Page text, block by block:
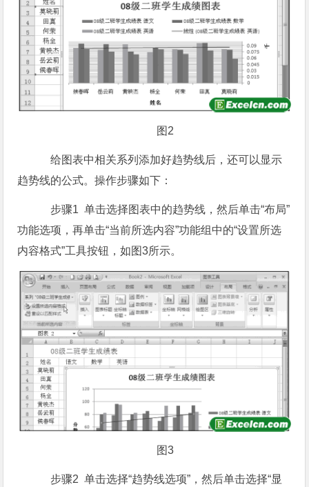
图2
给图表中相关系列添加好趋势线后，还可以显示
趋势线的公式。操作步骤如下：
步骤1 单击选择图表中的趋势线，然后单击“布局”
功能选项，再单击“当前所选内容”功能组中的“设置所选
内容格式”工具按钮，如图3所示。
图3
步骤2 单击选择“趋势线选项”，然后单击选择“显